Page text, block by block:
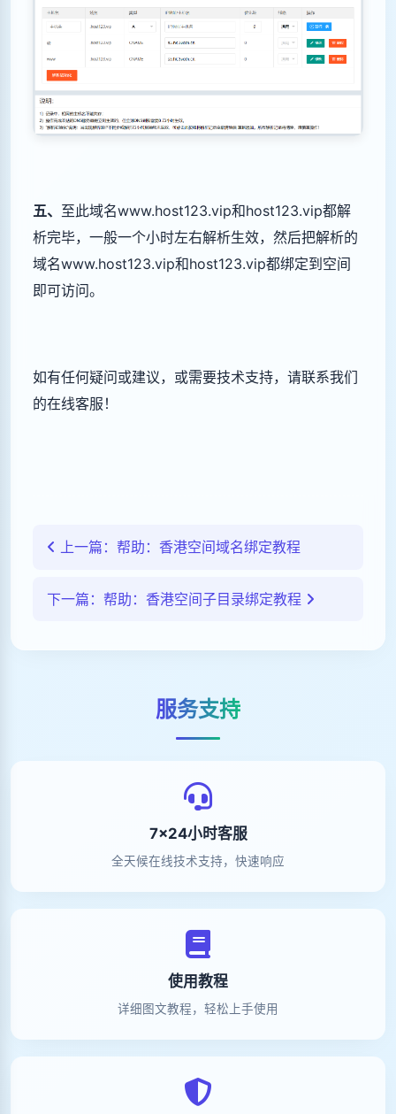
五、 至此域名www.host123.vip和host123.vip都解
析完毕，一般一个小时左右解析生效，然后把解析的
域名www.host123.vip和host123.vip都绑定到空间
即可访问。
如有任何疑问或建议，或需要技术支持，请联系我们
的在线客服！
上一篇：帮助：香港空间域名绑定教程
下一篇：帮助：香港空间子目录绑定教程
服务支持
7×24小时客服
全天候在线技术支持，快速响应
使用教程
详细图文教程，轻松上手使用